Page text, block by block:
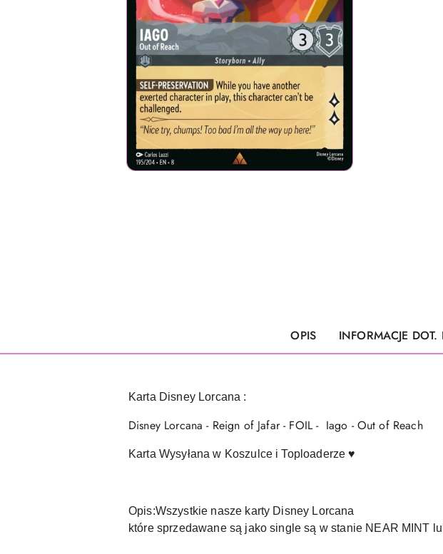
OPIS INFORMACJE DOT.
Karta Disney Lorcana :
Disney Lorcana - Reign of Jafar - FOIL - Iago - Out of Reach
Karta Wysyłana w Koszulce i Toploaderze ♥
Opis:Wszystkie nasze karty Disney Lorcana
które sprzedawane są jako single są w stanie NEAR MINT